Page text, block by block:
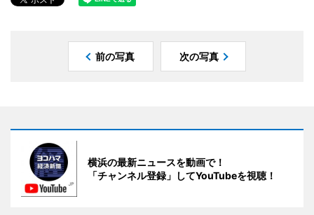
前の写真 次の写真
横浜の最新ニュースを動画で！
「チャンネル登録」してYouTubeを視聴！